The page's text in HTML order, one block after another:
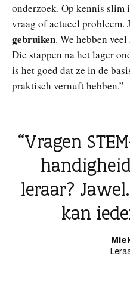
onderzoek. Op kennis slim
vraag of actueel probleem.
gebruiken. We hebben
Die stappen na het lager
is het goed dat ze in de
praktisch vernuft hebben.”
Vragen
leraar?
kan